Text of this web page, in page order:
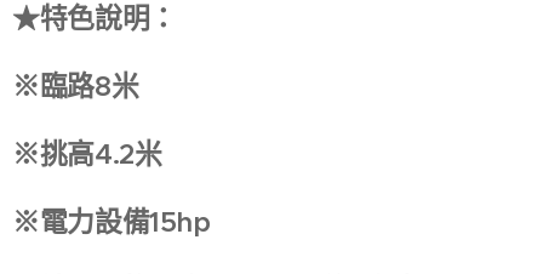
★特色說明：
※臨路8米
※挑高4.2米
※電力設備15hp